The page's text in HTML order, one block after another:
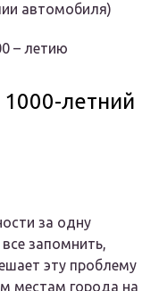
автомобиля)
– летию
1000-летний
за одну
запомнить,
эту проблему
местам города на